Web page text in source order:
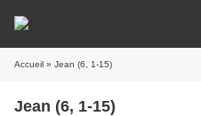
Accueil » Jean (6, 1-15)
Jean (6, 1-15)